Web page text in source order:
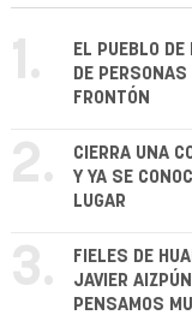
1.
EL PUEBLO DE
DE
FRONTÓN
2.
CIERRA UNA
Y YA SE
LUGAR
3.
FIELES DE
JAVIER
PENSAMOS